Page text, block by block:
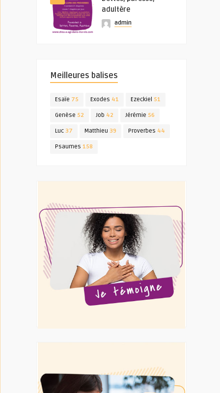
adultère
admin
Meilleures balises
Esaïe 75 Exodes 41 Ezeckiel 51
Genèse 52 Job 42 Jérémie 56
Luc 37 Matthieu 39 Proverbes 44
Psaumes 158